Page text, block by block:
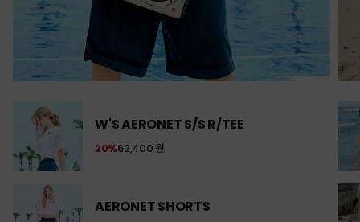
W'S AERONET S/S R/TEE
62,400 원
20%
AERONET SHORTS